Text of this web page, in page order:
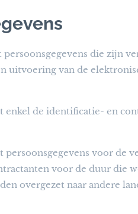
die zijn
uitvoering van de
de identificatie- en
voor de
voor de duur die
overgezet naar andere